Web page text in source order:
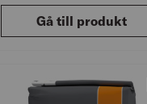
Gå till produkt